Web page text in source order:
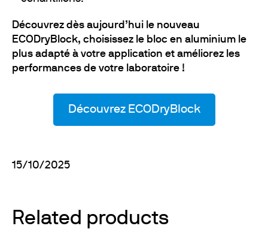
Découvrez dès aujourd’hui le nouveau
ECODryBlock, choisissez le bloc en aluminium le
plus adapté à votre application et améliorez les
performances de votre laboratoire !
Découvrez ECODryBlock
15/10/2025
Related products